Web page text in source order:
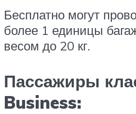
Бесплатно могут
более 1 единицы
весом до 20 кг.
Пассажиры
Business: